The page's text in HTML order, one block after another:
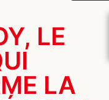
LE
LA